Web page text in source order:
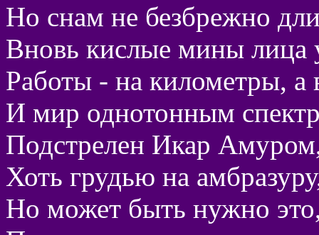
Но снам не безбрежно
Вновь кислые мины лица
Работы - на километры, а
И мир однотонным
Подстрелен Икар
Хоть грудью на
Но может быть нужно